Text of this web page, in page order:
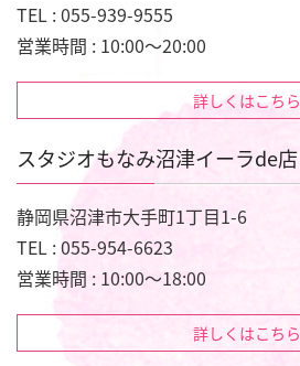
TEL : 055-939-9555
営業時間 : 10:00～20:00
詳しくはこちら
スタジオもなみ沼津イーラde店
静岡県沼津市大手町1丁目1-6
TEL : 055-954-6623
営業時間 : 10:00～18:00
詳しくはこちら